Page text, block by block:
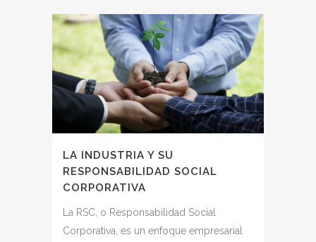
LA INDUSTRIA Y SU
RESPONSABILIDAD SOCIAL
CORPORATIVA
La RSC, o Responsabilidad Social
Corporativa, es un enfoque empresarial